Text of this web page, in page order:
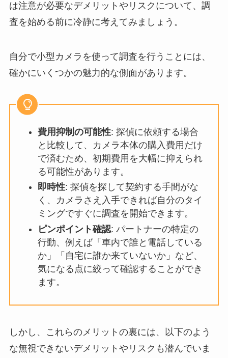
は注意が必要なデメリットやリスクについて、調
査を始める前に冷静に考えてみましょう。
自分で小型カメラを使って調査を行うことには、
確かにいくつかの魅力的な側面があります。
費用抑制の可能性: 探偵に依頼する場合
と比較して、カメラ本体の購入費用だけ
で済むため、初期費用を大幅に抑えられ
る可能性があります。
即時性: 探偵を探して契約する手間がな
く、カメラさえ入手できれば自分のタイ
ミングですぐに調査を開始できます。
ピンポイント確認: パートナーの特定の
行動、例えば「車内で誰と電話している
か」「自宅に誰か来ていないか」など、
気になる点に絞って確認することができ
ます。
しかし、これらのメリットの裏には、以下のよう
な無視できないデメリットやリスクも潜んでいま